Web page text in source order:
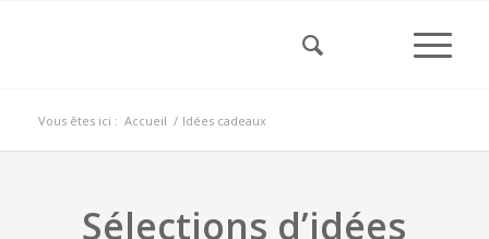
Vous êtes ici : Accueil / Idées cadeaux
Sélections d’idées